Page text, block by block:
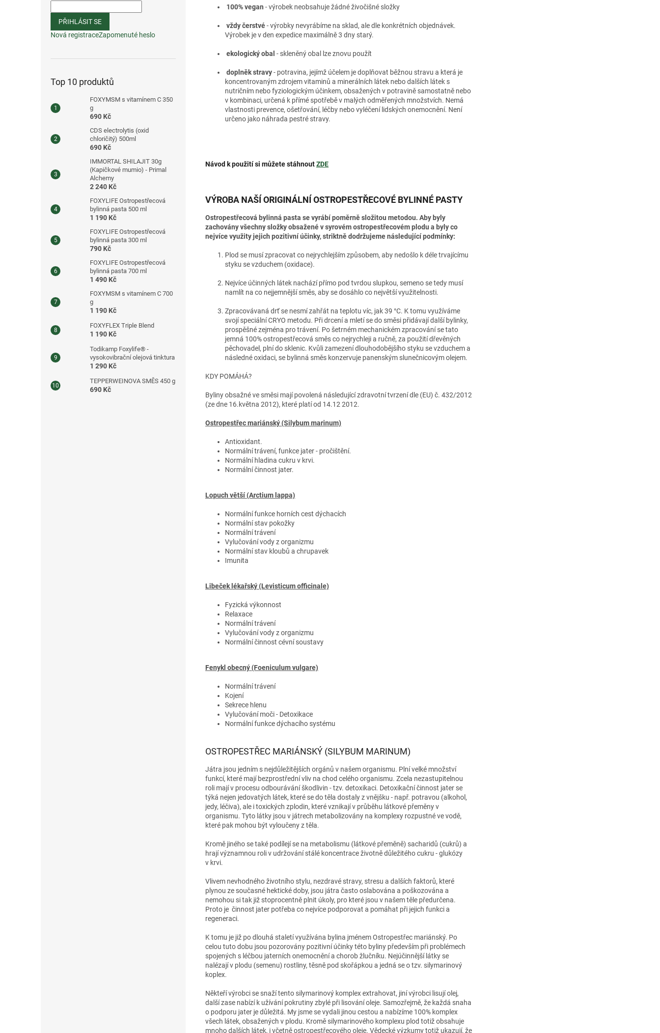
PŘIHLÁSIT SE
Nová registraceZapomenuté heslo
Top 10 produktů
FOXYMSM s vitamínem C 350
g
690 Kč
CDS electrolytis (oxid
chloričitý) 500ml
690 Kč
IMMORTAL SHILAJIT 30g
(Kapičkové mumio) - Primal
Alchemy
2 240 Kč
FOXYLIFE Ostropestřecová
bylinná pasta 500 ml
1 190 Kč
FOXYLIFE Ostropestřecová
bylinná pasta 300 ml
790 Kč
FOXYLIFE Ostropestřecová
bylinná pasta 700 ml
1 490 Kč
FOXYMSM s vitamínem C 700
g
1 190 Kč
FOXYFLEX Triple Blend
1 190 Kč
Todikamp Foxylife® -
vysokovibrační olejová tinktura
1 290 Kč
TEPPERWEINOVA SMĚS 450 g
690 Kč
100% vegan - výrobek neobsahuje žádné živočišné složky
vždy čerstvé- výrobky nevyrábíme na sklad, ale dle konkrétních objednávek.
Výrobek je v den expedice maximálně 3 dny starý.
ekologický obal - skleněný obal lze znovu použít
doplněk stravy- potravina, jejímž účelem je doplňovat běžnou stravu a která je
koncentrovaným zdrojem vitaminů a minerálních látek nebo dalších látek s
nutričním nebo fyziologickým účinkem, obsažených v potravině samostatně nebo
v kombinaci, určená k přímé spotřebě v malých odměřených množstvích. Nemá
vlastnosti prevence, ošetřování, léčby nebo vyléčení lidských onemocnění. Není
určeno jako náhrada pestré stravy.
Návod k použití si můžete stáhnoutZDE
VÝROBA NAŠÍ ORIGINÁLNÍ OSTROPESTŘECOVÉ BYLINNÉ PASTY
Ostropestřecová bylinná pasta se vyrábí poměrně složitou metodou. Aby byly
zachovány všechny složky obsažené v syrovém ostropestřecovém plodu a byly co
nejvíce využity jejich pozitivní účinky, striktně dodržujeme následující podmínky:
Plod se musí zpracovat co nejrychlejším způsobem, aby nedošlo k déle trvajícímu
styku se vzduchem (oxidace).
Nejvíce účinných látek nachází přímo pod tvrdou slupkou, semeno se tedy musí
namlít na co nejjemnější směs, aby se dosáhlo co největší využitelnosti.
Zpracovávaná drť se nesmí zahřát na teplotu víc, jak 39 °C. K tomu využíváme
svojí speciální CRYO metodu. Při drcení a mletí se do směsi přidávají další bylinky,
prospěšné zejména pro trávení. Po šetrném mechanickém zpracování se tato
jemná 100% ostropestřecová směs co nejrychleji a ručně, za použití dřevěných
pěchovadel, plní do sklenic. Kvůli zamezení dlouhodobějšího styku se vzduchem a
následné oxidaci, se bylinná směs konzervuje panenským slunečnicovým olejem.
KDY POMÁHÁ?
Byliny obsažné ve směsi mají povolená následující zdravotní tvrzení dle (EU) č. 432/2012
(ze dne 16.května 2012), které platí od 14.12 2012.
Ostropestřec mariánský (Silybum marinum)
Antioxidant.
Normální trávení, funkce jater - pročištění.
Normální hladina cukru v krvi.
Normální činnost jater.
Lopuch větší (Arctium lappa)
Normální funkce horních cest dýchacích
Normální stav pokožky
Normální trávení
Vylučování vody z organizmu
Normální stav kloubů a chrupavek
Imunita
Libeček lékařský (Levisticum officinale)
Fyzická výkonnost
Relaxace
Normální trávení
Vylučování vody z organizmu
Normální činnost cévní soustavy
Fenykl obecný (Foeniculum vulgare)
Normální trávení
Kojení
Sekrece hlenu
Vylučování moči - Detoxikace
Normální funkce dýchacího systému
OSTROPESTŘEC MARIÁNSKÝ (SILYBUM MARINUM)
Játra jsou jedním s nejdůležitějších orgánů v našem organismu. Plní velké množství
funkcí, které mají bezprostřední vliv na chod celého organismu. Zcela nezastupitelnou
roli mají v procesu odbourávání škodlivin - tzv. detoxikaci. Detoxikační činnost jater se
týká nejen jedovatých látek, které se do těla dostaly z vnějšku - např. potravou (alkohol,
jedy, léčiva), ale i toxických zplodin, které vznikají v průběhu látkové přeměny v
organismu. Tyto látky jsou v játrech metabolizovány na komplexy rozpustné ve vodě,
které pak mohou být vyloučeny z těla.
Kromě jiného se také podílejí se na metabolismu (látkové přeměně) sacharidů (cukrů) a
hrají významnou roli v udržování stálé koncentrace životně důležitého cukru - glukózy
v krvi.
Vlivem nevhodného životního stylu, nezdravé stravy, stresu a dalších faktorů, které
plynou ze současné hektické doby, jsou játra často oslabována a poškozována a
nemohou si tak již stoprocentně plnit úkoly, pro které jsou v našem těle předurčena.
Proto je činnost jater potřeba co nejvíce podporovat a pomáhat při jejich funkci a
regeneraci.
K tomu je již po dlouhá staletí využívána bylina jménem Ostropestřec mariánský. Po
celou tuto dobu jsou pozorovány pozitivní účinky této byliny především při problémech
spojených s léčbou jaterních onemocnění a chorob žlučníku. Nejúčinnější látky se
nalézají v plodu (semenu) rostliny, těsně pod skořápkou a jedná se o tzv. silymarinový
koplex.
Někteří výrobci se snaží tento silymarinový komplex extrahovat, jiní výrobci lisují olej,
další zase nabízí k užívání pokrutiny zbylé při lisování oleje. Samozřejmě, že každá snaha
o podporu jater je důležitá. My jsme se vydali jinou cestou a nabízíme 100% komplex
všech látek, obsažených v plodu. Kromě silymarinového komplexu plod totiž obsahuje
mnoho dalších látek, i včetně ostropestřecového oleje. Vědecké výzkumy totiž ukazují, že